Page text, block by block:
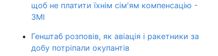
щоб не платити їхнім сім'ям компенсацію -
ЗМІ
Генштаб розповів, як авіація і ракетники за
добу потріпали окупантів